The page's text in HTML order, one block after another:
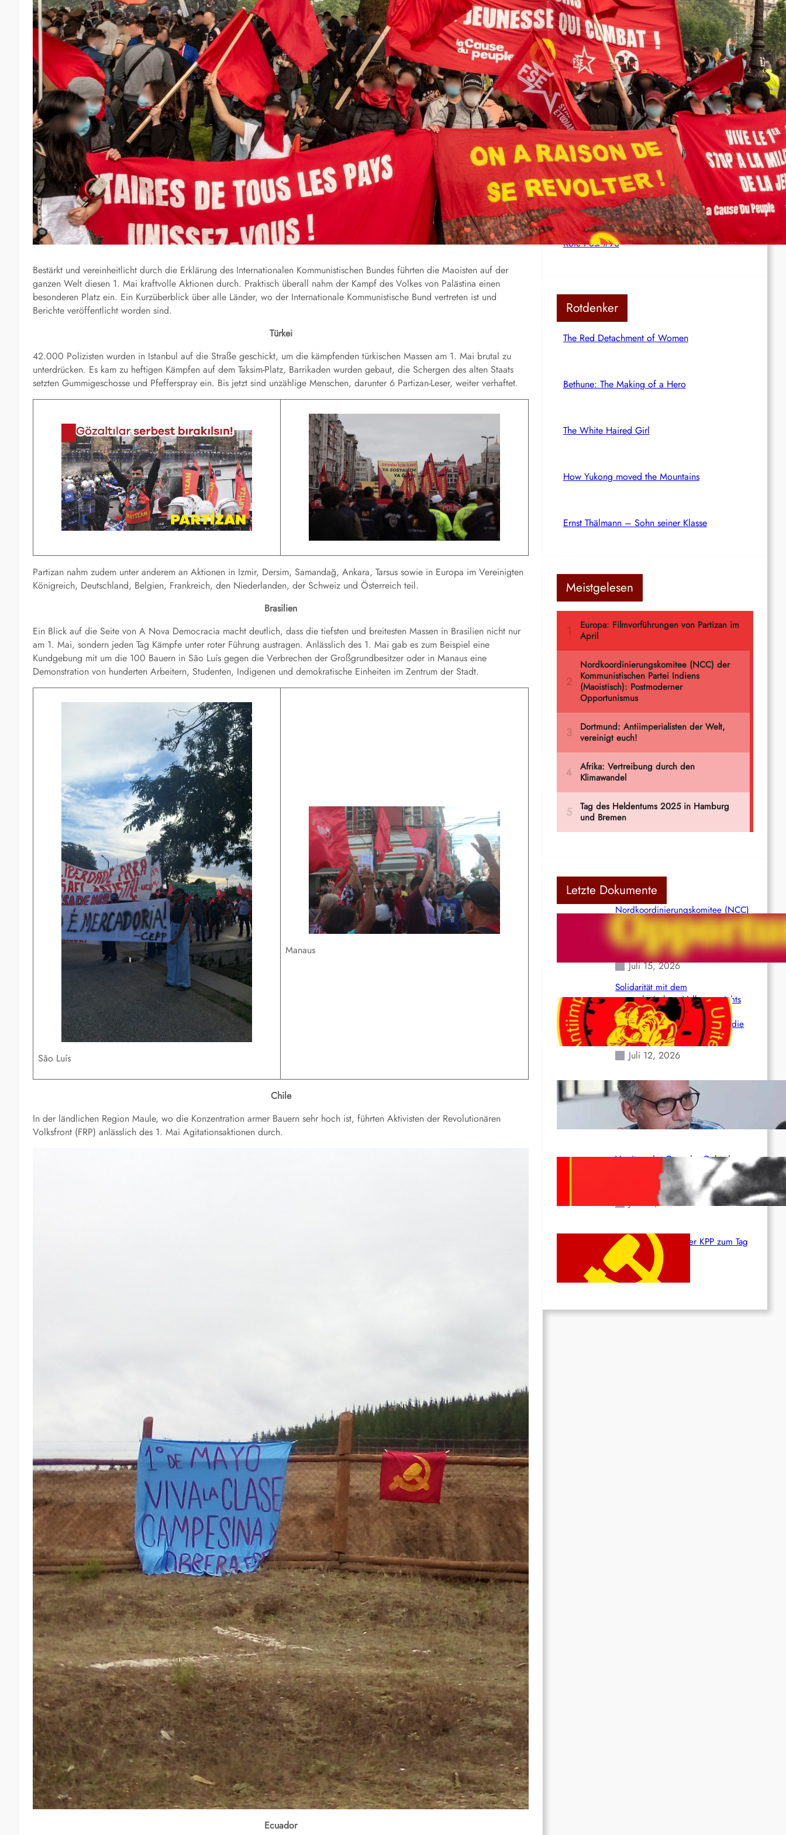
Bestärkt und vereinheitlicht durch die Erklärung des Internationalen Kommunistischen Bundes führten die Maoisten auf der
ganzen Welt diesen 1. Mai kraftvolle Aktionen durch. Praktisch überall nahm der Kampf des Volkes von Palästina einen
besonderen Platz ein. Ein Kurzüberblick über alle Länder, wo der Internationale Kommunistische Bund vertreten ist und
Berichte veröffentlicht worden sind.
Türkei
42.000 Polizisten wurden in Istanbul auf die Straße geschickt, um die kämpfenden türkischen Massen am 1. Mai brutal zu
unterdrücken. Es kam zu heftigen Kämpfen auf dem Taksim-Platz, Barrikaden wurden gebaut, die Schergen des alten Staats
setzten Gummigeschosse und Pfefferspray ein. Bis jetzt sind unzählige Menschen, darunter 6 Partizan-Leser, weiter verhaftet.
Partizan nahm zudem unter anderem an Aktionen in Izmir, Dersim, Samandağ, Ankara, Tarsus sowie in Europa im Vereinigten
Königreich, Deutschland, Belgien, Frankreich, den Niederlanden, der Schweiz und Österreich teil.
Brasilien
Ein Blick auf die Seite von A Nova Democracia macht deutlich, dass die tiefsten und breitesten Massen in Brasilien nicht nur
am 1. Mai, sondern jeden Tag Kämpfe unter roter Führung austragen. Anlässlich des 1. Mai gab es zum Beispiel eine
Kundgebung mit um die 100 Bauern in São Luís gegen die Verbrechen der Großgrundbesitzer oder in Manaus eine
Demonstration von hunderten Arbeitern, Studenten, Indigenen und demokratische Einheiten im Zentrum der Stadt.
São Luís
Manaus
Chile
In der ländlichen Region Maule, wo die Konzentration armer Bauern sehr hoch ist, führten Aktivisten der Revolutionären
Volksfront (FRP) anlässlich des 1. Mai Agitationsaktionen durch.
Ecuador
Syrien: Der kurdische Journalist Ahmet Polad
ist seit 200 Tagen in Haft – die Solidarität
wächst
International: Aufruf zu einer
Solidaritätswoche mit anarchistischen
Gefangenen vom 23. bis 30. August 2026
Deutschland: Der Inlandsgeheimdienst ermittelt
gegen „Prosfygika“
Rote Post #96
Rotdenker
The Red Detachment of Women
Bethune: The Making of a Hero
The White Haired Girl
How Yukong moved the Mountains
Ernst Thälmann – Sohn seiner Klasse
Meistgelesen
Letzte Dokumente
Nordkoordinierungskomitee (NCC)
der Kommunistischen Partei Indiens
(Maoistisch): Postmoderner
Opportunismus
Juli 15, 2026
Solidarität mit dem
venezolanischem Volk angesichts
der verlorenen Leben und der
katastrophalen Situation durch die
Erdbeben des 24. Juni!
Juli 12, 2026
Indien: „Die Politik der
Kapitulation“ von K. Murali (Ajith)
Juli 1, 2026
Vorsitzender Gonzalo: Gebt das
Leben für die Partei und die
Juni 19, 2026
Beschluss des ZK der KPP zum Tag
des Heldentums
Juni 19, 2026